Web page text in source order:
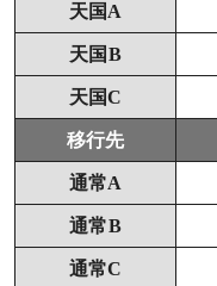
天国A
天国B
天国C
移行先
通常A
通常B
通常C